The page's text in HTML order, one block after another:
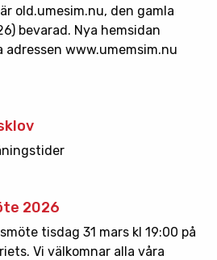
old.umesim.nu, den gamla
bevarad. Nya hemsidan
adressen www.umemsim.nu
2026
tisdag 31 mars kl 19:00 på
Vi välkomnar alla våra